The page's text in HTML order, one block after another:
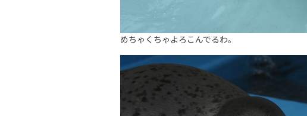
めちゃくちゃよろこんでるわ。